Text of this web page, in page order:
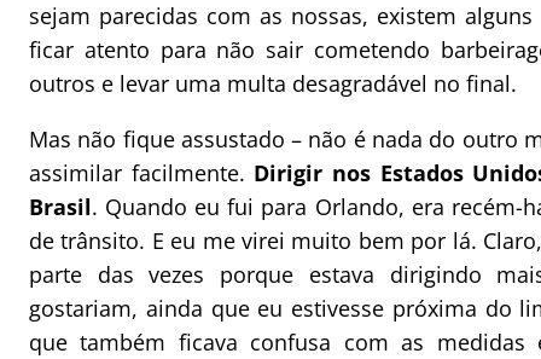
sejam parecidas com as nossas, existem
ficar atento para não sair cometendo
outros e levar uma multa desagradável no final.
Mas não fique assustado – não é nada do outro
assimilar facilmente. Dirigir nos Estados
Brasil. Quando eu fui para Orlando, era recém-
de trânsito. E eu me virei muito bem por lá.
parte das vezes porque estava dirigindo
gostariam, ainda que eu estivesse próxima do
que também ficava confusa com as